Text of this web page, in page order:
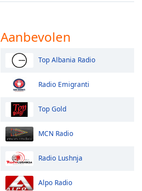
Aanbevolen
Top Albania Radio
Radio Emigranti
Top Gold
MCN Radio
Radio Lushnja
Alpo Radio